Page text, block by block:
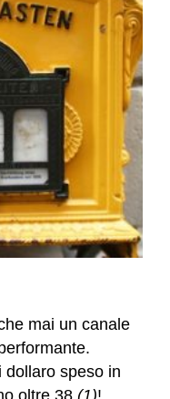
mai un canale
dollaro speso in
oltre 38 (1)!